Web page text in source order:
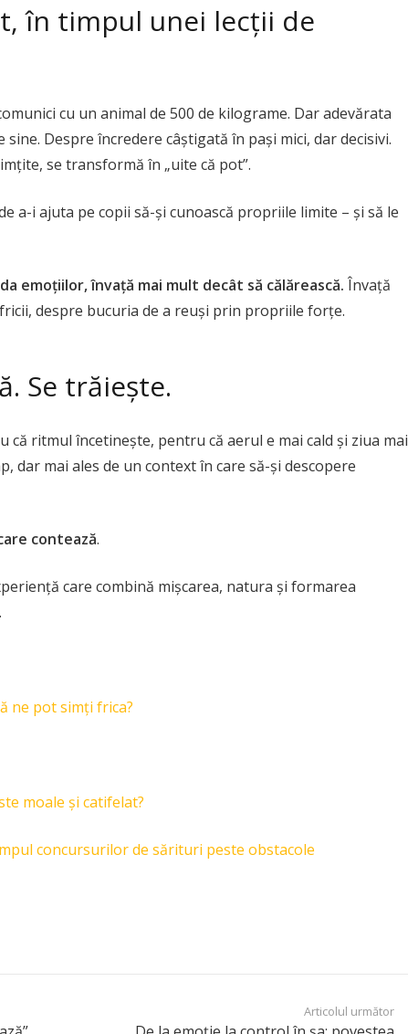
în timpul unei lecții de
cu un animal de 500 de kilograme. Dar adevărata
Despre încredere câștigată în pași mici, dar decisivi.
se transformă în „uite că pot”.
a-i ajuta pe copii să-și cunoască propriile limite – și să le
emoțiilor, învață mai mult decât să călărească. Învață
despre bucuria de a reuși prin propriile forțe.
Se trăiește.
că ritmul încetinește, pentru că aerul e mai cald și ziua mai
dar mai ales de un context în care să-și descopere
contează.
care combină mișcarea, natura și formarea
ne pot simți frica?
moale și catifelat?
concursurilor de sărituri peste obstacole
Articolul următor